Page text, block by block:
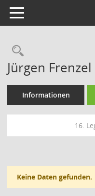
Toggle navigation
Jürgen Frenzel
Informationen
16.
Keine Daten gefunden.